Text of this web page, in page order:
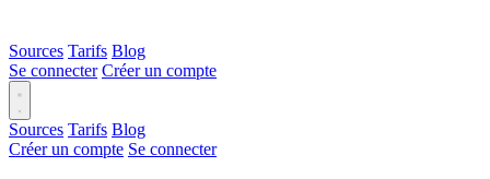
Sources Tarifs Blog
Se connecter Créer un compte
Sources Tarifs Blog
Créer un compte Se connecter